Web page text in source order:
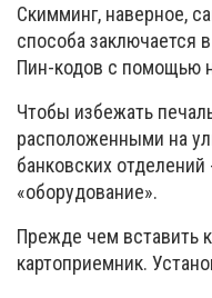
Скимминг, наверное,
способа заключается
Пин-кодов с помощью
Чтобы избежать
расположенными на
банковских
«оборудование».
Прежде чем вставить
картоприемник.